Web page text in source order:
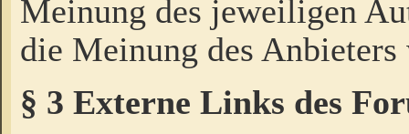
Meinung des jeweiligen
die Meinung des Anbieters
§ 3 Externe Links des